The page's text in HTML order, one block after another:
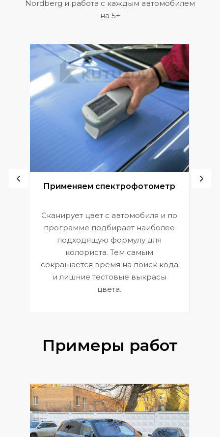
Nordberg и работа с каждым автомобилем
на 5+
Применяем спектрофотометр
Сканирует цвет с автомобиля и по
программе подбирает наиболее
подходящую формулу для
колориста. Тем самым
сокращается время на поиск кода
и лишние тестовые выкрасы
цвета.
Примеры работ